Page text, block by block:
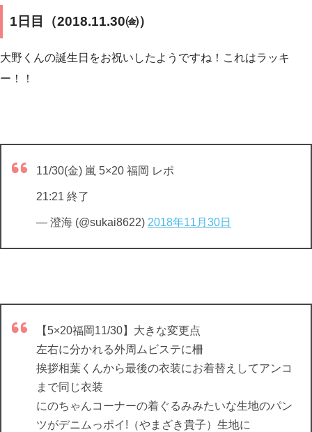
1日目（2018.11.30㈮）
大野くんの誕生日をお祝いしたようですね！これはラッキ
ー！！
11/30(金) 嵐 5×20 福岡 レポ
21:21 終了
— 澄海 (@sukai8622) 2018年11月30日
【5×20福岡11/30】大きな変更点
左右に分かれる外周ムビステに柵
挨拶相葉くんから最後の衣装にお着替えしてアンコ
まで同じ衣装
にのちゃんコーナーの着ぐるみみたいな生地のパン
ツがデニムっポイ!（やまざき貴子）生地に